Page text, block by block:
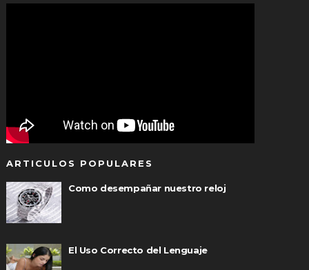
ARTICULOS POPULARES
Como desempañar nuestro reloj
El Uso Correcto del Lenguaje